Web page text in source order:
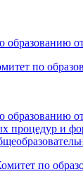
образованию
по
образованию
процедур и
по